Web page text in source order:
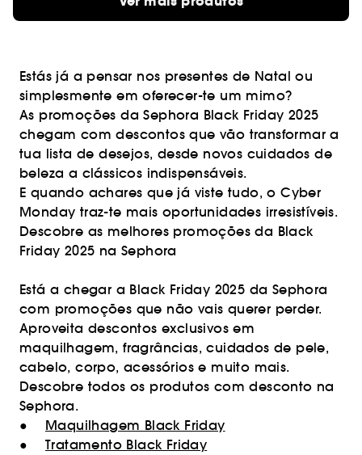
Estás já a pensar nos presentes de Natal ou
simplesmente em oferecer-te um mimo?
As promoções da Sephora Black Friday 2025
chegam com descontos que vão transformar a
tua lista de desejos, desde novos cuidados de
beleza a clássicos indispensáveis.
E quando achares que já viste tudo, o Cyber
Monday traz-te mais oportunidades irresistíveis.
Descobre as melhores promoções da Black
Friday 2025 na Sephora
Está a chegar a Black Friday 2025 da Sephora
com promoções que não vais querer perder.
Aproveita descontos exclusivos em
maquilhagem, fragrâncias, cuidados de pele,
cabelo, corpo, acessórios e muito mais.
Descobre todos os produtos com desconto na
Sephora.
● Maquilhagem Black Friday
● Tratamento Black Friday